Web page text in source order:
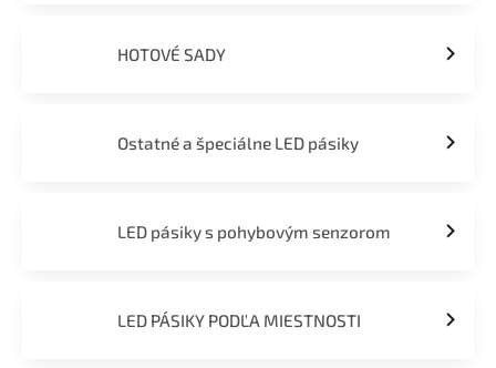
HOTOVÉ SADY
Ostatné a špeciálne LED pásiky
LED pásiky s pohybovým senzorom
LED PÁSIKY PODĽA MIESTNOSTI